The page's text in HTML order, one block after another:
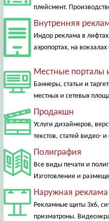
плейсмент.
Внутренняя
Индор реклама в
аэропортах, на
Местные порталы
Баннеры, статьи и
местных и сетевых
Продакшн
Услуги дизайнеров,
текстов, статей видео-
Полиграфия
Все виды печати и
Изготовление и
Наружная реклама
Рекламные щиты 3х6,
призматроны.